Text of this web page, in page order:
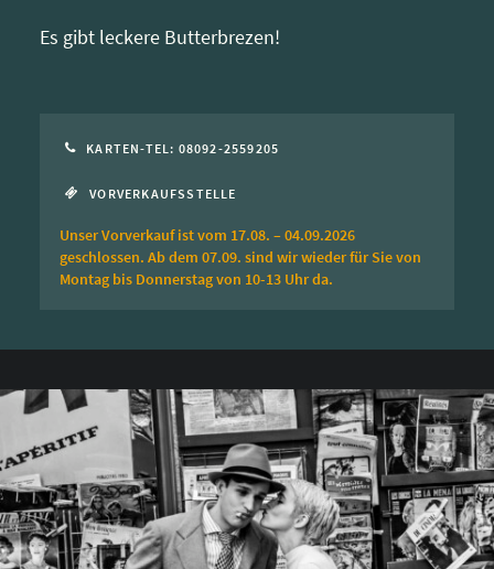
Es gibt leckere Butterbrezen!
KARTEN-TEL: 08092-2559205
VORVERKAUFSSTELLE
Unser Vorverkauf ist vom 17.08. – 04.09.2026
geschlossen. Ab dem 07.09. sind wir wieder für Sie von
Montag bis Donnerstag von 10-13 Uhr da.